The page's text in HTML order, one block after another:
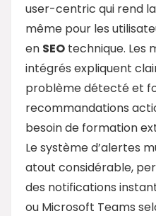
user-centric qui rend
même pour les
en SEO technique. Les
intégrés expliquent
problème détecté et
recommandations
besoin de formation
Le système d’alertes
atout considérable,
des notifications
ou Microsoft Teams